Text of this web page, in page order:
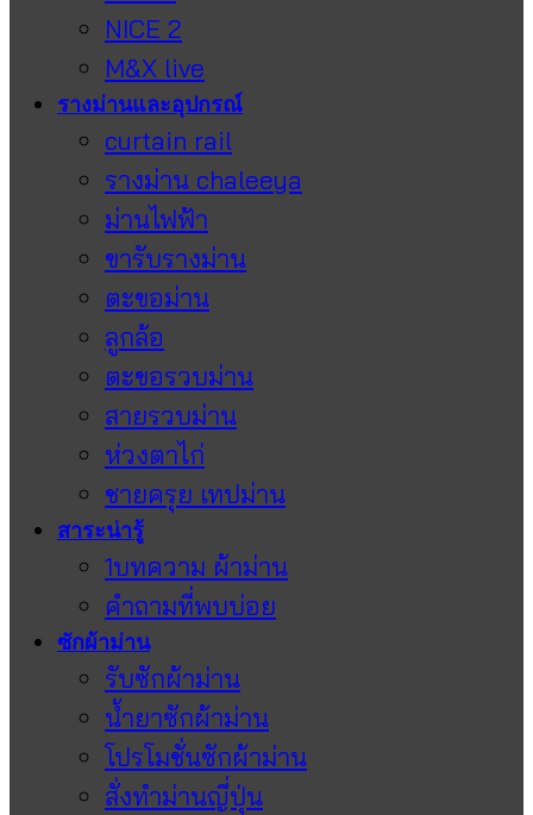
NICE 2
M&X live
รางม่านและอุปกรณ์
curtain rail
รางม่าน chaleeya
ม่านไฟฟ้า
ขารับรางม่าน
ตะขอม่าน
ลูกล้อ
ตะขอรวบม่าน
สายรวบม่าน
ห่วงตาไก่
ชายครุย เทปม่าน
สาระน่ารู้
1บทความ ผ้าม่าน
คำถามที่พบบ่อย
ซักผ้าม่าน
รับซักผ้าม่าน
น้ำยาซักผ้าม่าน
โปรโมชั่นซักผ้าม่าน
สั่งทำม่านญี่ปุ่น